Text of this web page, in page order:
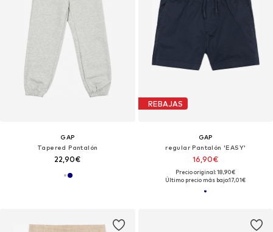
GAP
Tapered Pantalón
22,90€
REBAJAS
GAP
regular Pantalón 'EASY'
16,90€
Precio original: 18,90€
Último precio más bajo:17,01€